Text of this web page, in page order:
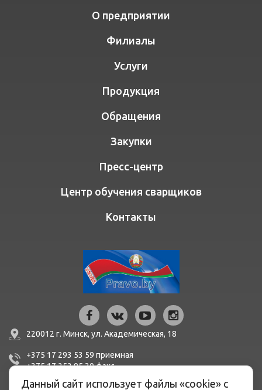
О предприятии
Филиалы
Услуги
Продукция
Обращения
Закупки
Пресс-центр
Центр обучения сварщиков
Контакты
220012 г. Минск, ул. Академическая, 18
+375 17 293 53 59 приемная
+375 17 252 95 30факc
mail@bern.by
Данный сайт использует файлы «cookie» с